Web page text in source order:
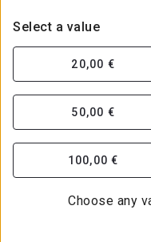
Select a value
20,00 €
50,00 €
100,00 €
Choose any